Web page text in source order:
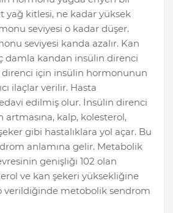
yağ kitlesi, ne kadar yüksek
seviyesi o kadar düşer.
seviyesi kanda azalır. Kan
damla kandan insülin direnci
için insülin hormonunun
ilaçlar verilir. Hasta
edilmiş olur. İnsülin direnci
artmasına, kalp, kolesterol,
gibi hastalıklara yol açar. Bu
anlamına gelir. Metabolik
genişliği 102 olan
ve kan şekeri yüksekliğine
verildiğinde metobolik sendrom